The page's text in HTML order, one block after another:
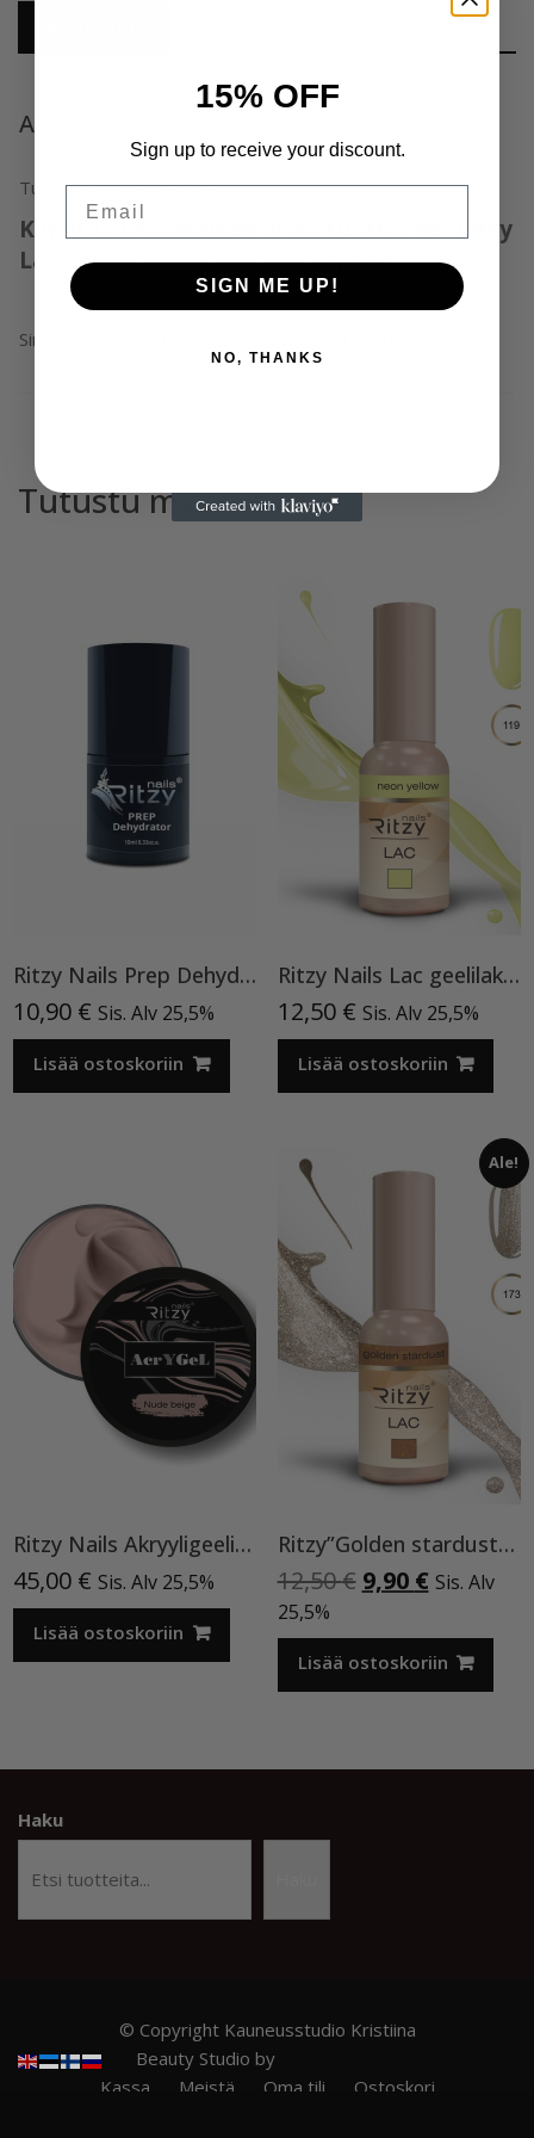
Arviot
Tuotearvioita ei vielä ole.
Kirjoita ensimmäinen arvio tuotteelle “Ritzy
Lac WARM SAND 130 TPO vapaa”
Sinun on
Tutustu myös
Ritzy Nails Prep Dehydrator
10,90 € Sis. Alv 25,5%
Lisää ostoskoriin
Ritzy Nails Lac geelilakka ”Neon Yellow”119 , 9ml TPO vapaa
12,50 € Sis. Alv 25,5%
Lisää ostoskoriin
Ritzy Nails Akryyligeeli “Nude Beige”,56ml TPO vapaa
45,00 € Sis. Alv 25,5%
Lisää ostoskoriin
Ale!
Ritzy”Golden stardust”geelilakka,173 TPO vapaa
12,50€ Alkuperäinen
oli:
12,50 €.
9,90 €Nykyinen
on:
9,90 €.
Sis. Alv
25,5%
Lisää ostoskoriin
Haku
© Copyright Kauneusstudio Kristiina
Beauty Studio by
Kassa
Meistä Oma tili
Ostoskori
15% OFF
Sign up to receive your discount.
SIGN ME UP!
NO, THANKS